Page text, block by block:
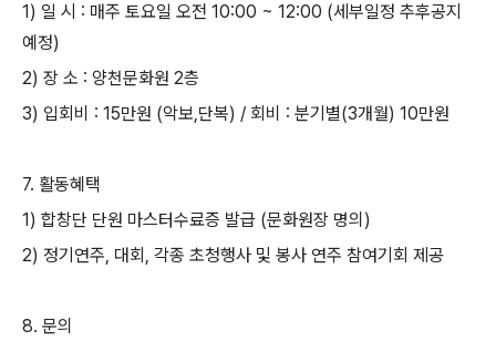
1) 일 시 : 매주 토요일 오전 10:00 ~ 12:00 (세부일정 추후공지
예정)
2) 장 소 : 양천문화원 2층
3) 입회비 : 15만원 (악보,단복) / 회비 : 분기별(3개월) 10만원
7. 활동혜택
1) 합창단 단원 마스터수료증 발급 (문화원장 명의 )
2) 정기연주, 대회 , 각종 초청행사 및 봉사 연주 참여기회 제공
8. 문의